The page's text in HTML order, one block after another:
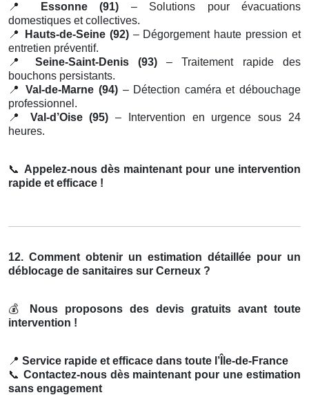
📍
Essonne (91) – Solutions pour évacuations
domestiques et collectives.
📍
Hauts-de-Seine (92)– Dégorgement haute pression et
entretien préventif.
📍
Seine-Saint-Denis (93)– Traitement rapide des
bouchons persistants.
📍
Val-de-Marne (94)– Détection caméra et débouchage
professionnel.
📍
Val-d’Oise (95) – Intervention en urgence sous 24
heures.
📞 Appelez-nous dès maintenant pour une intervention
rapide et efficace !
12. Comment obtenir un estimation détaillée pour un
déblocage de sanitaires sur Cerneux ?
💰
Nous proposons des devis gratuits avant toute
intervention !
📍 Service rapide et efficace dans toute l’Île-de-France
📞 Contactez-nous dès maintenant pour une estimation
sans engagement